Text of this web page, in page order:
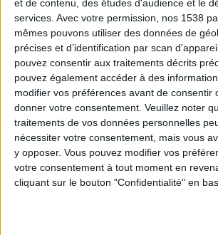
et de contenu, des études d'audience et le
services. Avec votre permission, nos 1538
mêmes pouvons utiliser des données de
précises et d’identification par scan
pouvez consentir aux traitements décrits
pouvez également accéder à des
modifier vos préférences avant de consentir
donner votre consentement. Veuillez noter
traitements de vos données personnelles
nécessiter votre consentement, mais vous
y opposer. Vous pouvez modifier vos
votre consentement à tout moment en
cliquant sur le bouton "Confidentialité" en
5 kilos
kilos
Service-client &
Les équipes du Service-client et
Communauté Savoir Maigrir vous
chaque semaine à vous
sereinement de votre objectif